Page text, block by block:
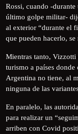
Rossi, cuando -
último golpe militar-
al exterior “durante el
que pueden hacerlo,
Mientras tanto, Vizzotti
turismo a países donde
Argentina no tiene, al
ninguna de las
En paralelo, las
para realizar un
arriben con Covid